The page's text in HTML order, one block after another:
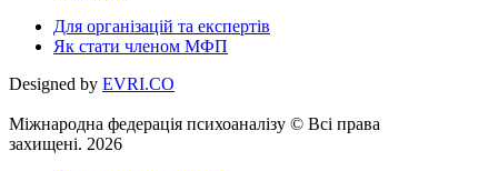
Для організацій та експертів
Як стати членом МФП
Designed by EVRI.CO
Міжнародна федерація психоаналізу © Всі права
захищені. 2026